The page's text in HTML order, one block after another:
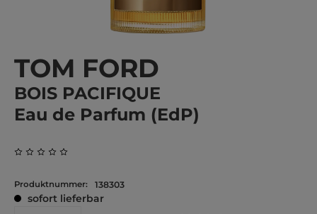
TOM FORD
BOIS PACIFIQUE
Eau de Parfum (EdP)
Produktnummer: 138303
sofort lieferbar